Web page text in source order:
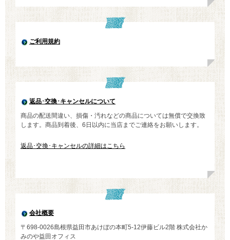
ご利用規約
返品･交換･キャンセルについて
商品の配送間違い、損傷・汚れなどの商品については無償で交換致
します。商品到着後、6日以内に当店までご連絡をお願いします。
返品･交換･キャンセルの詳細はこちら
会社概要
〒698-0026島根県益田市あけぼの本町5-12伊藤ビル2階 株式会社か
みのや益田オフィス